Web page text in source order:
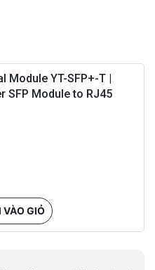
Module YT-SFP+-T |
SFP Module to RJ45
VÀO GIỎ